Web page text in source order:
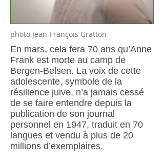
photo Jean-François Gratton
En mars, cela fera 70 ans qu’Anne
Frank est morte au camp de
Bergen-Belsen. La voix de cette
adolescente, symbole de la
résilience juive, n’a jamais cessé
de se faire entendre depuis la
publication de son journal
personnel en 1947, traduit en 70
langues et vendu à plus de 20
millions d’exemplaires.